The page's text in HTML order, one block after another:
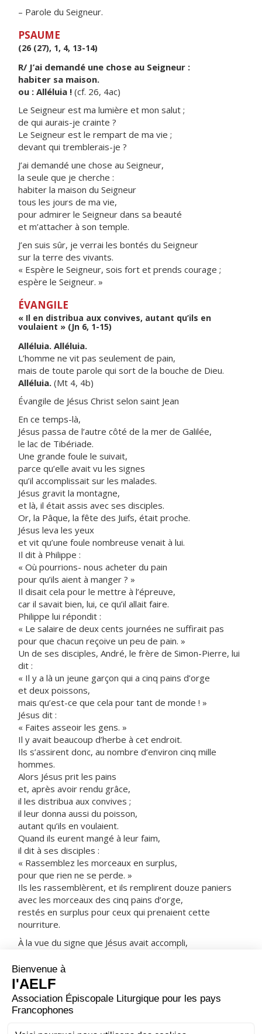
– Parole du Seigneur.
PSAUME
(26 (27), 1, 4, 13-14)
R/ J’ai demandé une chose au Seigneur :
habiter sa maison.
ou : Alléluia ! (cf. 26, 4ac)
Le Seigneur est ma lumière et mon salut ;
de qui aurais-je crainte ?
Le Seigneur est le rempart de ma vie ;
devant qui tremblerais-je ?
J’ai demandé une chose au Seigneur,
la seule que je cherche :
habiter la maison du Seigneur
tous les jours de ma vie,
pour admirer le Seigneur dans sa beauté
et m’attacher à son temple.
J’en suis sûr, je verrai les bontés du Seigneur
sur la terre des vivants.
« Espère le Seigneur, sois fort et prends courage ;
espère le Seigneur. »
ÉVANGILE
« Il en distribua aux convives, autant qu’ils en
voulaient » (Jn 6, 1-15)
Alléluia. Alléluia.
L’homme ne vit pas seulement de pain,
mais de toute parole qui sort de la bouche de Dieu.
Alléluia. (Mt 4, 4b)
Évangile de Jésus Christ selon saint Jean
En ce temps-là,
Jésus passa de l’autre côté de la mer de Galilée,
le lac de Tibériade.
Une grande foule le suivait,
parce qu’elle avait vu les signes
qu’il accomplissait sur les malades.
Jésus gravit la montagne,
et là, il était assis avec ses disciples.
Or, la Pâque, la fête des Juifs, était proche.
Jésus leva les yeux
et vit qu’une foule nombreuse venait à lui.
Il dit à Philippe :
« Où pourrions- nous acheter du pain
pour qu’ils aient à manger ? »
Il disait cela pour le mettre à l’épreuve,
car il savait bien, lui, ce qu’il allait faire.
Philippe lui répondit :
« Le salaire de deux cents journées ne suffirait pas
pour que chacun reçoive un peu de pain. »
Un de ses disciples, André, le frère de Simon-Pierre, lui
dit :
« Il y a là un jeune garçon qui a cinq pains d’orge
et deux poissons,
mais qu’est-ce que cela pour tant de monde ! »
Jésus dit :
« Faites asseoir les gens. »
Il y avait beaucoup d’herbe à cet endroit.
Ils s’assirent donc, au nombre d’environ cinq mille
hommes.
Alors Jésus prit les pains
et, après avoir rendu grâce,
il les distribua aux convives ;
il leur donna aussi du poisson,
autant qu’ils en voulaient.
Quand ils eurent mangé à leur faim,
il dit à ses disciples :
« Rassemblez les morceaux en surplus,
pour que rien ne se perde. »
Ils les rassemblèrent, et ils remplirent douze paniers
avec les morceaux des cinq pains d’orge,
restés en surplus pour ceux qui prenaient cette
nourriture.
À la vue du signe que Jésus avait accompli,
« C’est vraiment lui le Prophète annoncé,
celui qui vient dans le monde. »
Mais Jésus savait qu’ils allaient venir l’enlever
pour faire de lui leur roi ;
alors de nouveau il se retira dans la montagne,
lui seul.